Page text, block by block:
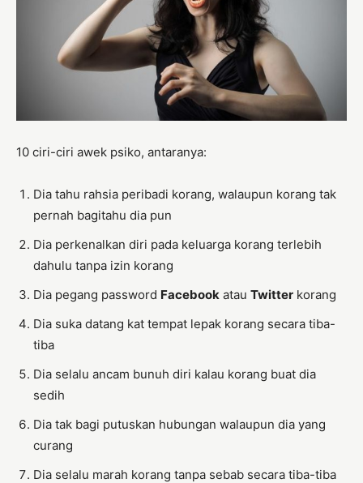
10 ciri-ciri awek psiko, antaranya:
Dia tahu rahsia peribadi korang, walaupun korang tak
pernah bagitahu dia pun
Dia perkenalkan diri pada keluarga korang terlebih
dahulu tanpa izin korang
Dia pegang password Facebook atau Twitter korang
Dia suka datang kat tempat lepak korang secara tiba-
tiba
Dia selalu ancam bunuh diri kalau korang buat dia
sedih
Dia tak bagi putuskan hubungan walaupun dia yang
curang
Dia selalu marah korang tanpa sebab secara tiba-tiba